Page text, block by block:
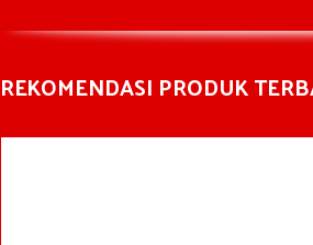
REKOMENDASI PRODUK